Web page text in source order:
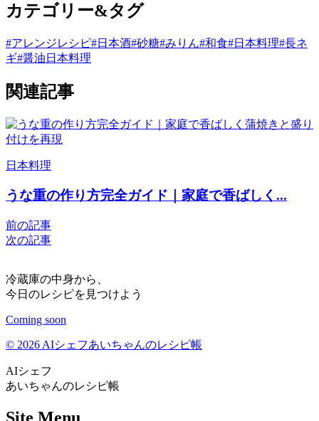
カテゴリー&タグ
#アレンジレシピ#日本酒#砂糖#みりん#和食#日本料理#長ネ
ギ#醤油 日本料理
関連記事
日本料理
うな重の作り方完全ガイド｜家庭で香ばしく...
前の記事
次の記事
冷蔵庫の中身から、
今日のレシピを見つけよう
Coming soon
© 2026 AIシェフあいちゃんのレシピ帳
AIシェフ
あいちゃんのレシピ帳